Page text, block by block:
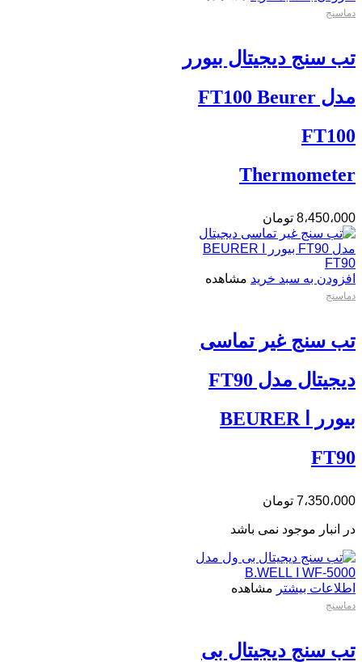
دماسنج
تب سنج دیجیتال بیورر
مدل FT100 Beurer
FT100
Thermometer
8،450،000 تومان
افزودن به سبد خرید مشاهده
دماسنج
تب سنج غیر تماسی
دیجیتال مدل FT90
بیورر ا BEURER
FT90
7،350،000 تومان
در انبار موجود نمی باشد
اطلاعات بیشتر مشاهده
دماسنج
تب سنج دیجیتال بی